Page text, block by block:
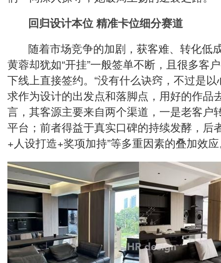
回归设计本位 精准卡位细分赛道
随着市场竞争的加剧，获客难、转化低
黄蓉却犹如“开挂”一般签单不断，且很多客
下线上直接签约。“没有什么诀窍，不过是
求作为设计的出发点和落脚点，用好的作品
言，其客源主要来自两个渠道，一是老客户
平台；前者得益于真实口碑的持续发酵，后
+人设打造+奖项加持”等多重因素的叠加效